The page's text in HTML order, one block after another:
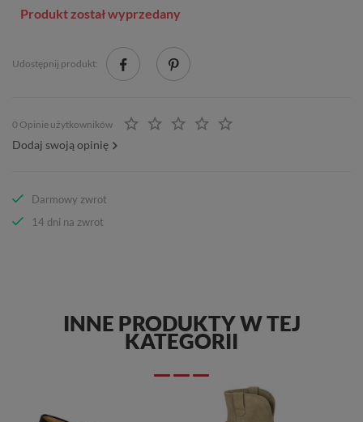
Produkt został wyprzedany
Udostępnij produkt:
0 Opinie użytkowników
Dodaj swoją opinię
Darmowy zwrot
14 dni na zwrot
INNE PRODUKTY W TEJ
KATEGORII